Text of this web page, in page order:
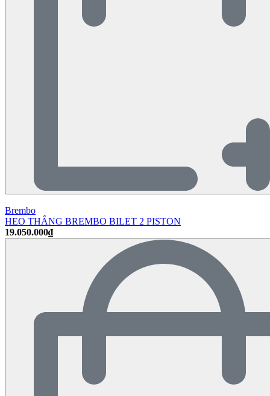
Brembo
HEO THẮNG BREMBO BILET 2 PISTON
19.050.000₫